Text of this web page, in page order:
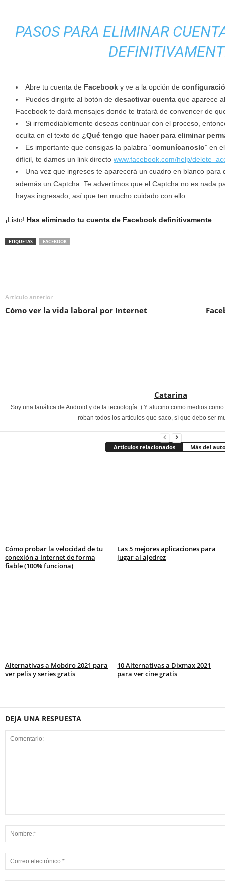
PASOS PARA ELIMINAR
Abre tu cuenta de Facebook y ve a la opción de
Puedes dirigirte al botón de desactivar cuenta que aparece
Facebook te dará mensajes donde te tratará de convencer de
Si irremediablemente deseas continuar con el proceso,
oculta en el texto de ¿Qué tengo que hacer para eliminar
Es importante que consigas la palabra “comunícanoslo” en
difícil, te damos un link directo www.facebook.com/help/
Una vez que ingreses te aparecerá un cuadro en blanco
además un Captcha. Te advertimos que el Captcha no es nada
hayas ingresado, así que ten mucho cuidado con ello.
¡Listo! Has eliminado tu cuenta de Facebook definitivamente.
ETIQUETAS FACEBOOK
Artículo anterior
Cómo ver la vida laboral por Internet
Catarina
Soy una fanática de Android y de la tecnología :) Y alucino como medios
roban todos los artículos que saco, sí que debo ser
Artículos relacionados Más del
Cómo probar la velocidad de tu
conexión a Internet de forma
fiable (100% funciona)
Las 5 mejores aplicaciones para
jugar al ajedrez
Alternativas a Mobdro 2021 para
ver pelis y series gratis
10 Alternativas a Dixmax 2021
para ver cine gratis
DEJA UNA RESPUESTA